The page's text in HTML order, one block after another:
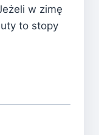
w zimę
to stopy